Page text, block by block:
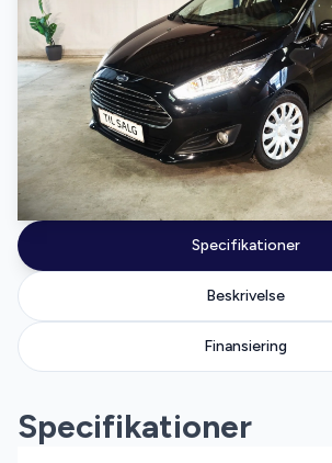
Specifikationer
Beskrivelse
Finansiering
Specifikationer